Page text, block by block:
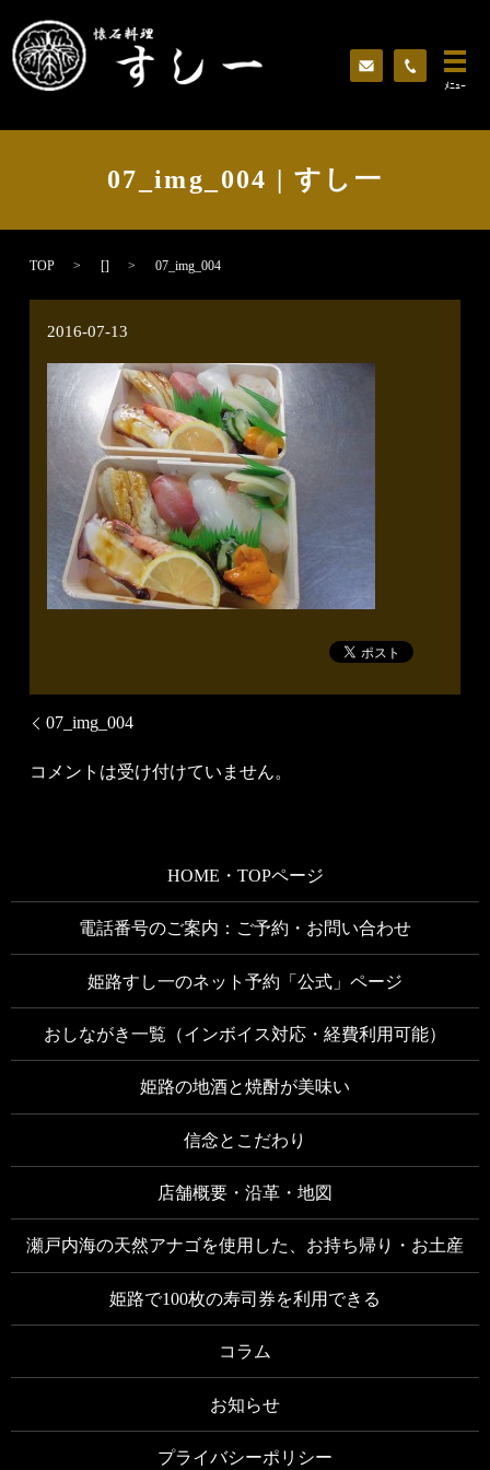
ﾒﾆｭｰ
07_img_004 | すし一
TOP [] 07_img_004
2016-07-13
07_img_004
コメントは受け付けていません。
HOME・TOPページ
電話番号のご案内：ご予約・お問い合わせ
姫路すし一のネット予約「公式」ページ
おしながき一覧（インボイス対応・経費利用可能）
姫路の地酒と焼酎が美味い
信念とこだわり
店舗概要・沿革・地図
瀬戸内海の天然アナゴを使用した、お持ち帰り・お土産
姫路で100枚の寿司券を利用できる
コラム
お知らせ
プライバシーポリシー